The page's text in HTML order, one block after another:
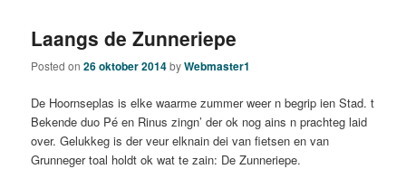
Laangs de Zunneriepe
Posted on26 oktober 2014byWebmaster1
De Hoornseplas is elke waarme zummer weer n begrip ien Stad. t
Bekende duo Pé en Rinus zingn’ der ok nog ains n prachteg laid
over. Gelukkeg is der veur elknain dei van fietsen en van
Grunneger toal holdt ok wat te zain: De Zunneriepe.